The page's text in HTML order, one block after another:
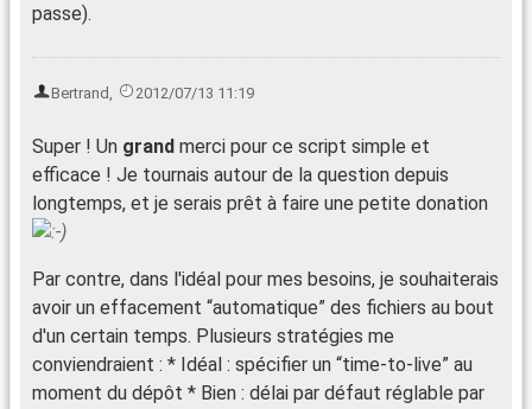
passe).
Bertrand 2012/07/13 11:19
Super ! Un grand merci pour ce script simple et
efficace ! Je tournais autour de la question depuis
longtemps, et je serais prêt à faire une petite donation
Par contre, dans l'idéal pour mes besoins, je souhaiterais
avoir un effacement “automatique” des fichiers au bout
d'un certain temps. Plusieurs stratégies me
conviendraient : * Idéal : spécifier un “time-to-live” au
moment du dépôt * Bien : délai par défaut réglable par